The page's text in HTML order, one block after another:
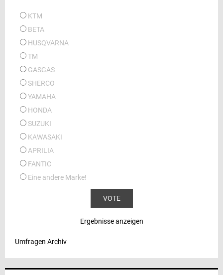
KTM
BETA
HUSQVARNA
TM
GASGAS
SHERCO
YAMAHA
HONDA
SUZUKI
KAWASAKI
APRILIA
FANTIC
Eine andere Marke!
Ergebnisse anzeigen
Umfragen Archiv